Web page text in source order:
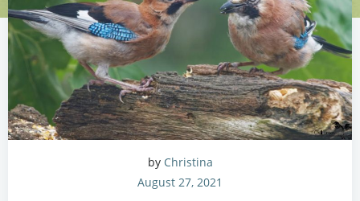
by Christina
August 27, 2021